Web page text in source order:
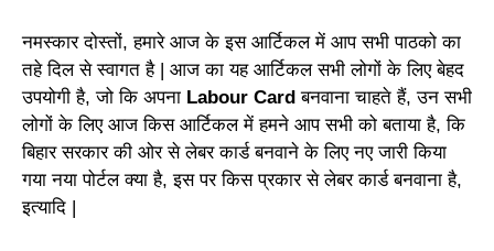
नमस्कार दोस्तों, हमारे आज के इस आर्टिकल में आप सभी पाठको का
तहे दिल से स्वागत है | आज का यह आर्टिकल सभी लोगों के लिए बेहद
उपयोगी है, जो कि अपना Labour Card बनवाना चाहते हैं, उन सभी
लोगों के लिए आज किस आर्टिकल में हमने आप सभी को बताया है, कि
बिहार सरकार की ओर से लेबर कार्ड बनवाने के लिए नए जारी किया
गया नया पोर्टल क्या है, इस पर किस प्रकार से लेबर कार्ड बनवाना है,
इत्यादि |